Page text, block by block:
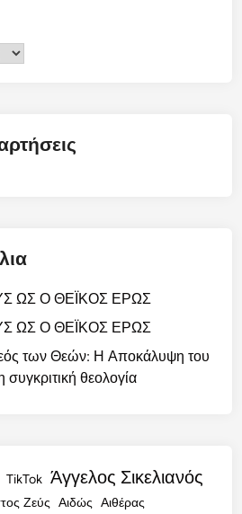
ΩΣ Ο ΘΕΪΚΟΣ ΕΡΩΣ
ΩΣ Ο ΘΕΪΚΟΣ ΕΡΩΣ
των Θεών: Η Αποκάλυψη του
θεολογία
TikTok Άγγελος Σικελιανός
Ζεύς Αιδώς Αιθέρας